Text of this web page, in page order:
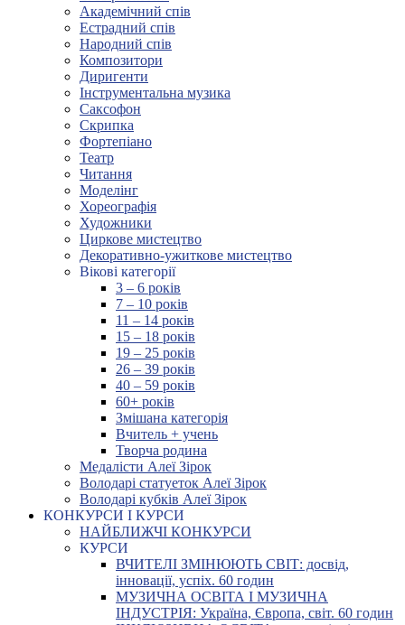
Академічний спів
Естрадний спів
Народний спів
Композитори
Диригенти
Інструментальна музика
Саксофон
Скрипка
Фортепіано
Театр
Читання
Моделінг
Хореографія
Художники
Циркове мистецтво
Декоративно-ужиткове мистецтво
Вікові категорії
3 – 6 років
7 – 10 років
11 – 14 років
15 – 18 років
19 – 25 років
26 – 39 років
40 – 59 років
60+ років
Змішана категорія
Вчитель + учень
Творча родина
Медалісти Алеї Зірок
Володарі статуеток Алеї Зірок
Володарі кубків Алеї Зірок
КОНКУРСИ І КУРСИ
НАЙБЛИЖЧІ КОНКУРСИ
КУРСИ
ВЧИТЕЛІ ЗМІНЮЮТЬ СВІТ: досвід,
інновації, успіх. 60 годин
МУЗИЧНА ОСВІТА І МУЗИЧНА
ІНДУСТРІЯ: Україна, Європа, світ. 60 годин